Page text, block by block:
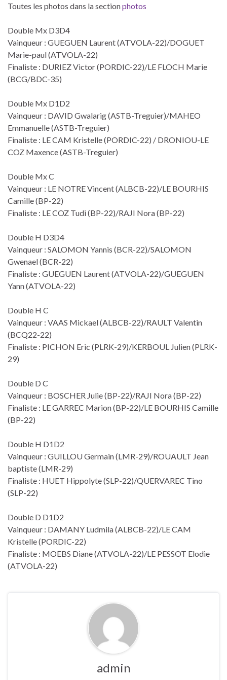
Toutes les photos dans la sectionphotos
Double Mx D3D4
Vainqueur : GUEGUEN Laurent (ATVOLA-22)/DOGUET
Marie-paul (ATVOLA-22)
Finaliste : DURIEZ Victor (PORDIC-22)/LE FLOCH Marie
(BCG/BDC-35)
Double Mx D1D2
Vainqueur : DAVID Gwalarig (ASTB-Treguier)/MAHEO
Emmanuelle (ASTB-Treguier)
Finaliste : LE CAM Kristelle (PORDIC-22) / DRONIOU-LE
COZ Maxence (ASTB-Treguier)
Double Mx C
Vainqueur : LE NOTRE Vincent (ALBCB-22)/LE BOURHIS
Camille (BP-22)
Finaliste : LE COZ Tudi (BP-22)/RAJI Nora (BP-22)
Double H D3D4
Vainqueur : SALOMON Yannis (BCR-22)/SALOMON
Gwenael (BCR-22)
Finaliste : GUEGUEN Laurent (ATVOLA-22)/GUEGUEN
Yann (ATVOLA-22)
Double H C
Vainqueur : VAAS Mickael (ALBCB-22)/RAULT Valentin
(BCQ22-22)
Finaliste : PICHON Eric (PLRK-29)/KERBOUL Julien (PLRK-
29)
Double D C
Vainqueur : BOSCHER Julie (BP-22)/RAJI Nora (BP-22)
Finaliste : LE GARREC Marion (BP-22)/LE BOURHIS Camille
(BP-22)
Double H D1D2
Vainqueur : GUILLOU Germain (LMR-29)/ROUAULT Jean
baptiste (LMR-29)
Finaliste : HUET Hippolyte (SLP-22)/QUERVAREC Tino
(SLP-22)
Double D D1D2
Vainqueur : DAMANY Ludmila (ALBCB-22)/LE CAM
Kristelle (PORDIC-22)
Finaliste : MOEBS Diane (ATVOLA-22)/LE PESSOT Elodie
(ATVOLA-22)
admin